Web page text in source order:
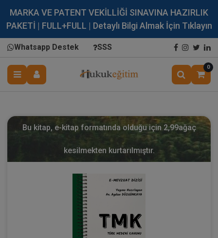
MARKA VE PATENT VEKİLLİĞİ SINAVINA HAZIRLIK
PAKETİ | FULL+FULL | Detaylı Bilgi Almak İçin Tıklayın
Whatsapp Destek SSS
0
Bu kitap, e-kitap formatında olduğu için 2,99ağaç
kesilmekten kurtarılmıştır.